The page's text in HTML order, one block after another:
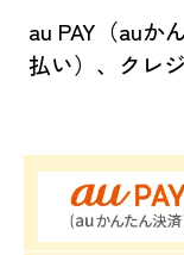
au PAY（auか
払い）、クレ